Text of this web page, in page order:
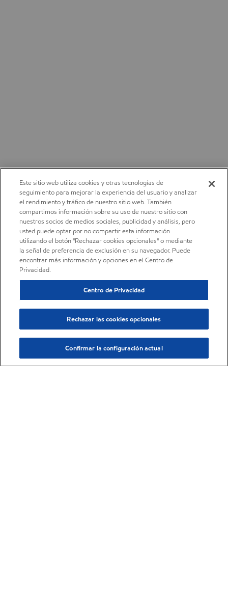
Este sitio web utiliza cookies y otras tecnologías de
seguimiento para mejorar la experiencia del usuario y analizar
el rendimiento y tráfico de nuestro sitio web. También
compartimos información sobre su uso de nuestro sitio con
nuestros socios de medios sociales, publicidad y análisis, pero
usted puede optar por no compartir esta información
utilizando el botón "Rechazar cookies opcionales" o mediante
la señal de preferencia de exclusión en su navegador. Puede
encontrar más información y opciones en el Centro de
Privacidad.
Centro de Privacidad
Rechazar las cookies opcionales
Confirmar la configuración actual